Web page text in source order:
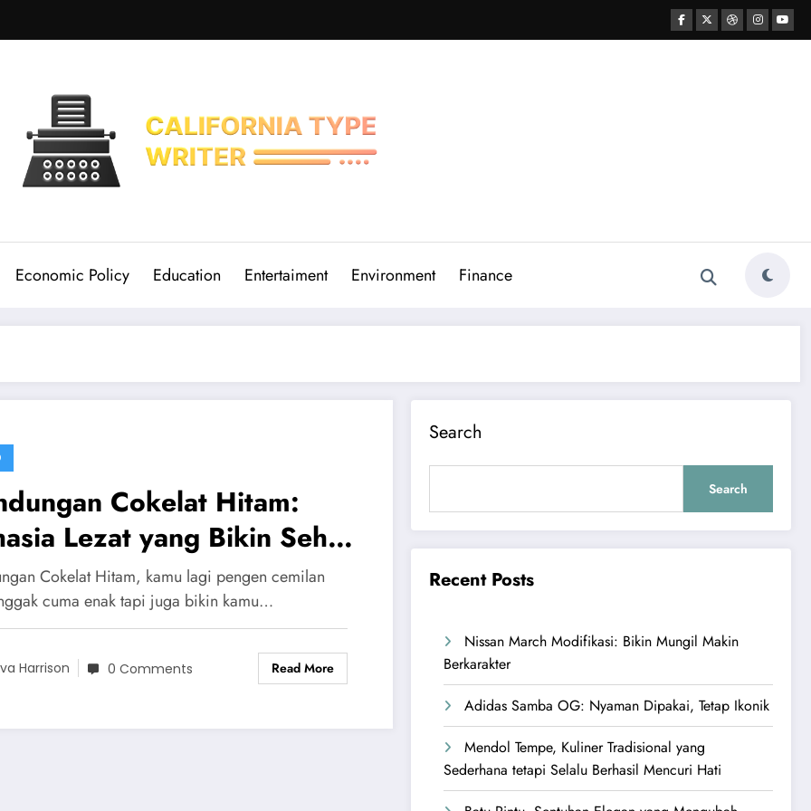
Economic Policy Education Entertaiment Environment Finance
Cokelat Hitam:
Lezat yang Bikin Sehat
Bahagia
Cokelat Hitam, kamu lagi pengen cemilan
cuma enak tapi juga bikin kamu…
Harrison 0 Comments Read More
Search
Search
Recent Posts
Nissan March Modifikasi: Bikin Mungil Makin
Berkarakter
Adidas Samba OG: Nyaman Dipakai, Tetap Ikonik
Mendol Tempe, Kuliner Tradisional yang
Sederhana tetapi Selalu Berhasil Mencuri Hati